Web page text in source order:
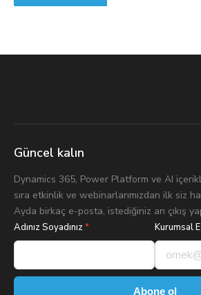
Güncel kalın
Dynamics 365, Power Platform ve AI
sıra etkinlik ve webinarlarımızdan ilk siz
Ayda birkaç e-posta, istediğiniz an çıkış
Adınız Soyadınız* Kurumsal
Abone ol